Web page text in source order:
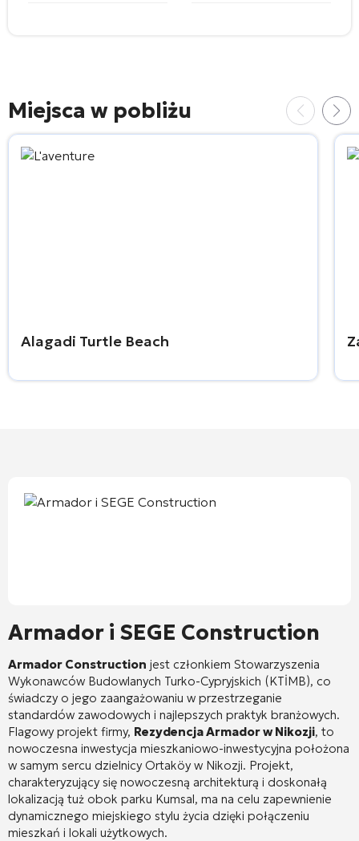
Miejsca w pobliżu
Alagadi Turtle Beach
Armador i SEGE Construction
Armador Construction jest członkiem Stowarzyszenia
Wykonawców Budowlanych Turko-Cypryjskich (KTİMB), co
świadczy o jego zaangażowaniu w przestrzeganie
standardów zawodowych i najlepszych praktyk branżowych.
Flagowy projekt firmy, Rezydencja Armador w Nikozji, to
nowoczesna inwestycja mieszkaniowo-inwestycyjna położona
w samym sercu dzielnicy Ortaköy w Nikozji. Projekt,
charakteryzujący się nowoczesną architekturą i doskonałą
lokalizacją tuż obok parku Kumsal, ma na celu zapewnienie
dynamicznego miejskiego stylu życia dzięki połączeniu
mieszkań i lokali użytkowych.